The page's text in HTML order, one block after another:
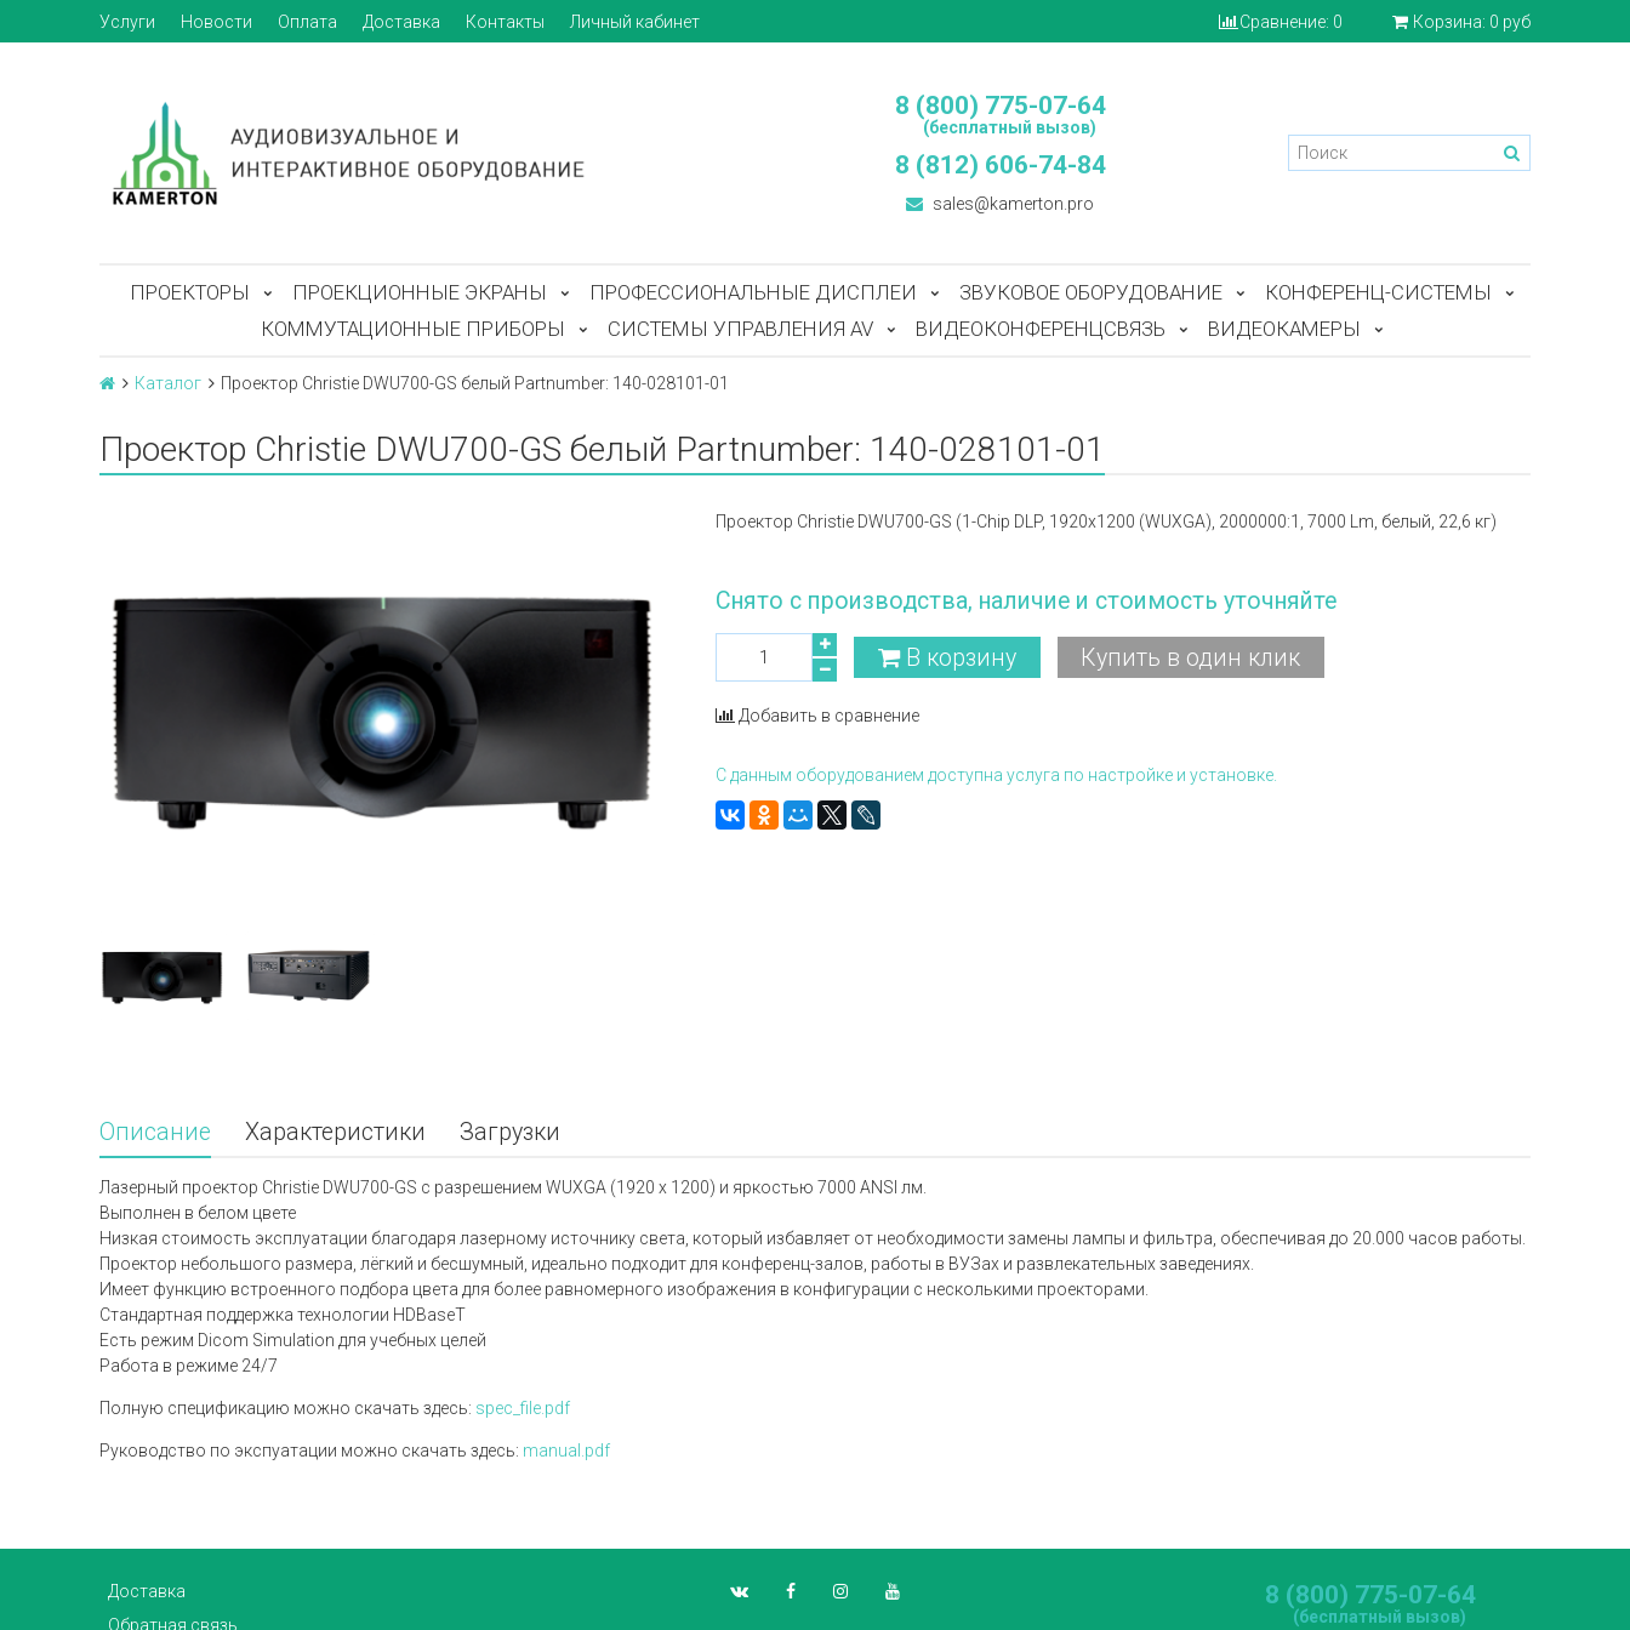
Услуги Новости Оплата Доставка Контакты Личный кабинет Сравнение: 0 Корзина: 0 руб
8 (800) 775-07-64
(бесплатный вызов)
8 (812) 606-74-84
sales@kamerton.pro
ПРОЕКТОРЫ ПРОЕКЦИОННЫЕ ЭКРАНЫ ПРОФЕССИОНАЛЬНЫЕ ДИСПЛЕИ ЗВУКОВОЕ ОБОРУДОВАНИЕ
КОНФЕРЕНЦ-СИСТЕМЫ
КОММУТАЦИОННЫЕ ПРИБОРЫ
СИСТЕМЫ УПРАВЛЕНИЯ AV ВИДЕОКОНФЕРЕНЦСВЯЗЬ ВИДЕОКАМЕРЫ
Каталог Проектор Christie DWU700-GS белый Partnumber: 140-028101-01
Проектор Christie DWU700-GS белый Partnumber: 140-028101-01
Проектор Christie DWU700-GS (1-Chip DLP, 1920x1200 (WUXGA), 2000000:1, 7000 Lm, белый, 22,6 кг)
Снято с производства, наличие и стоимость уточняйте
В корзину Купить в один клик
Добавить в сравнение
С данным оборудованием доступна услуга по настройке и установке.
Описание Характеристики Загрузки
Лазерный проектор Christie DWU700-GS с разрешением WUXGA (1920 x 1200) и яркостью 7000 ANSI лм.
Выполнен в белом цвете
Низкая стоимость эксплуатации благодаря лазерному источнику света, который избавляет от необходимости замены лампы и фильтра, обеспечивая до 20.000 часов работы.
Проектор небольшого размера, лёгкий и бесшумный, идеально подходит для конференц-залов, работы в ВУЗах и развлекательных заведениях.
Имеет функцию встроенного подбора цвета для более равномерного изображения в конфигурации с несколькими проекторами.
Стандартная поддержка технологии HDBaseT
Есть режим Dicom Simulation для учебных целей
Работа в режиме 24/7
Полную спецификацию можно скачать здесь: spec_file.pdf
Руководство по экспуатации можно скачать здесь: manual.pdf
Доставка
Обратная связь
8 (800) 775-07-64
(бесплатный вызов)